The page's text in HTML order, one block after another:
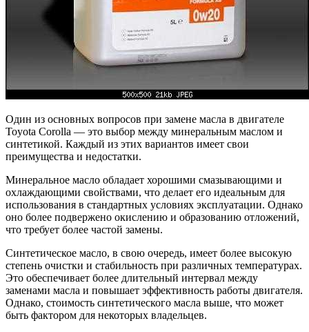
Один из основных вопросов при замене масла в двигателе
Toyota Corolla — это выбор между минеральным маслом и
синтетикой. Каждый из этих вариантов имеет свои
преимущества и недостатки.
Минеральное масло обладает хорошими смазывающими и
охлаждающими свойствами, что делает его идеальным для
использования в стандартных условиях эксплуатации. Однако
оно более подвержено окислению и образованию отложений,
что требует более частой замены.
Синтетическое масло, в свою очередь, имеет более высокую
степень очистки и стабильность при различных температурах.
Это обеспечивает более длительный интервал между
заменами масла и повышает эффективность работы двигателя.
Однако, стоимость синтетического масла выше, что может
быть фактором для некоторых владельцев.